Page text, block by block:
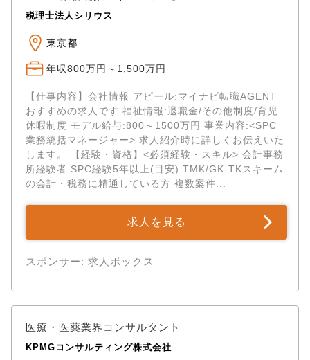
ため、細かなバイタル変化も見逃しません。 ドクター
は自らの「診断と治療・手術」に全神経を集中させる
ことができ、チーム医療の本当の強さを実感しながら
理想の獣医療を追求できます。 ✅【完全週休2日制・手
当充実】高度医療の現場だからこそ、労務環境を徹底
い」というイメージを覆すため、当センターでは働く
環境の整備に力を入れています。 完全週休2日制の徹底
はもちろん、社会保険完備、充実の手当や福利厚生な
ど、大手グループならではの手厚い待遇をご用意。 心
身ともに健康な状態で、プロフェッショナルとしての
仕事に誇りを持って長く取り組めます。
税理士法人シリウス
東京都
年収800万円～1,500万円
【仕事内容】会社情報 アピール:マイナビ転職AGENT
おすすめの求人です 福祉情報:退職金/その他制度/育児
休暇制度 モデル給与:800～1500万円 事業内容:<SPC
業務統括マネージャー> 求人紹介時に詳しくお伝えいた
します。 【経験・資格】<必須経験・スキル> 会計事務
所経験者 SPC経験5年以上(目安) TMK/GK-TKスキーム
の会計・税務に精通している方 複数案件...
求人を見る
スポンサー: 求人ボックス
医療・医薬業界コンサルタント
KPMGコンサルティング株式会社